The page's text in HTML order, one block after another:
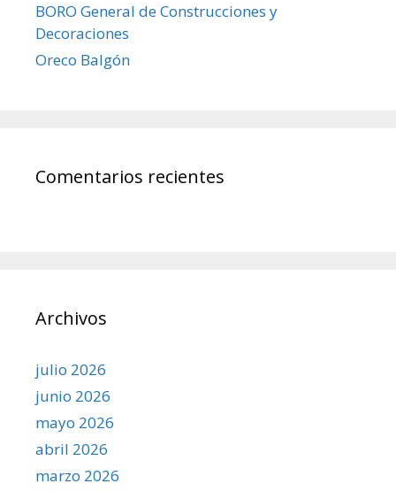
BORO General de Construcciones y
Decoraciones
Oreco Balgón
Comentarios recientes
Archivos
julio 2026
junio 2026
mayo 2026
abril 2026
marzo 2026